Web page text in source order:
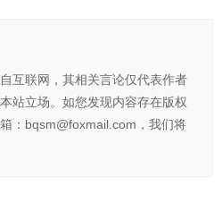
互联网，其相关言论仅代表作者
站立场。如您发现内容存在版权
：bqsm@foxmail.com，我们将